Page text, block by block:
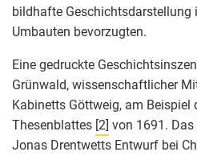
bildhafte Geschichtsdarstellung
Umbauten bevorzugten.
Eine gedruckte
Grünwald, wissenschaftlicher
Kabinetts Göttweig, am Beispiel
Thesenblattes [2] von 1691.
Jonas Drentwetts Entwurf bei